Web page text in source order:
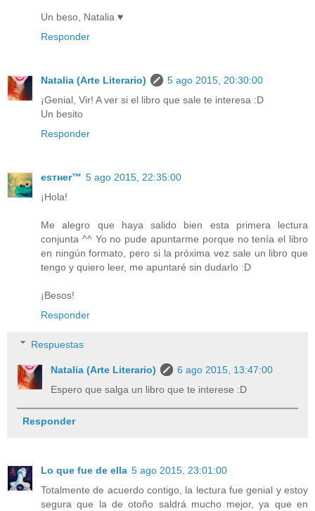
Un beso, Natalia ♥
Responder
Natalia (Arte Literario)
5 ago 2015, 20:30:00
¡Genial, Vir! A ver si el libro que sale te interesa :D
Un besito
Responder
eѕтнer™ 5 ago 2015, 22:35:00
¡Hola!
Me alegro que haya salido bien esta primera lectura
conjunta ^^ Yo no pude apuntarme porque no tenía el libro
en ningún formato, pero si la próxima vez sale un libro que
tengo y quiero leer, me apuntaré sin dudarlo :D
¡Besos!
Responder
Respuestas
Natalia (Arte Literario)
6 ago 2015, 13:47:00
Espero que salga un libro que te interese :D
Responder
Lo que fue de ella 5 ago 2015, 23:01:00
Totalmente de acuerdo contigo, la lectura fue genial y estoy
segura que la de otoño saldrá mucho mejor, ya que en